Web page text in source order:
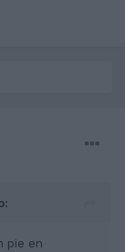
pie en